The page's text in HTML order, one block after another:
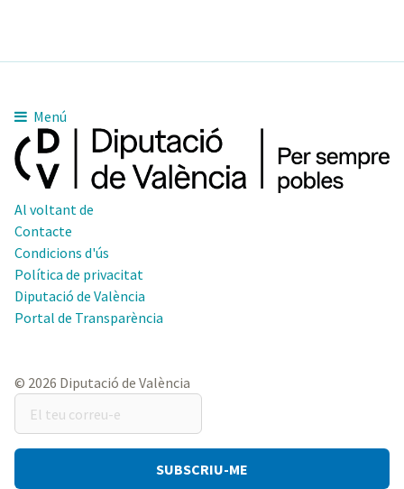
Menú
Al voltant de
Contacte
Condicions d'ús
Política de privacitat
Diputació de València
Portal de Transparència
© 2026 Diputació de València
teu
correu-